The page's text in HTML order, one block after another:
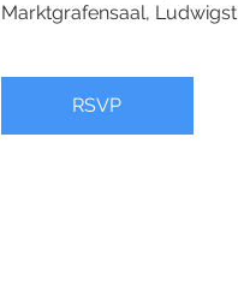
Marktgrafensaal,
RSVP